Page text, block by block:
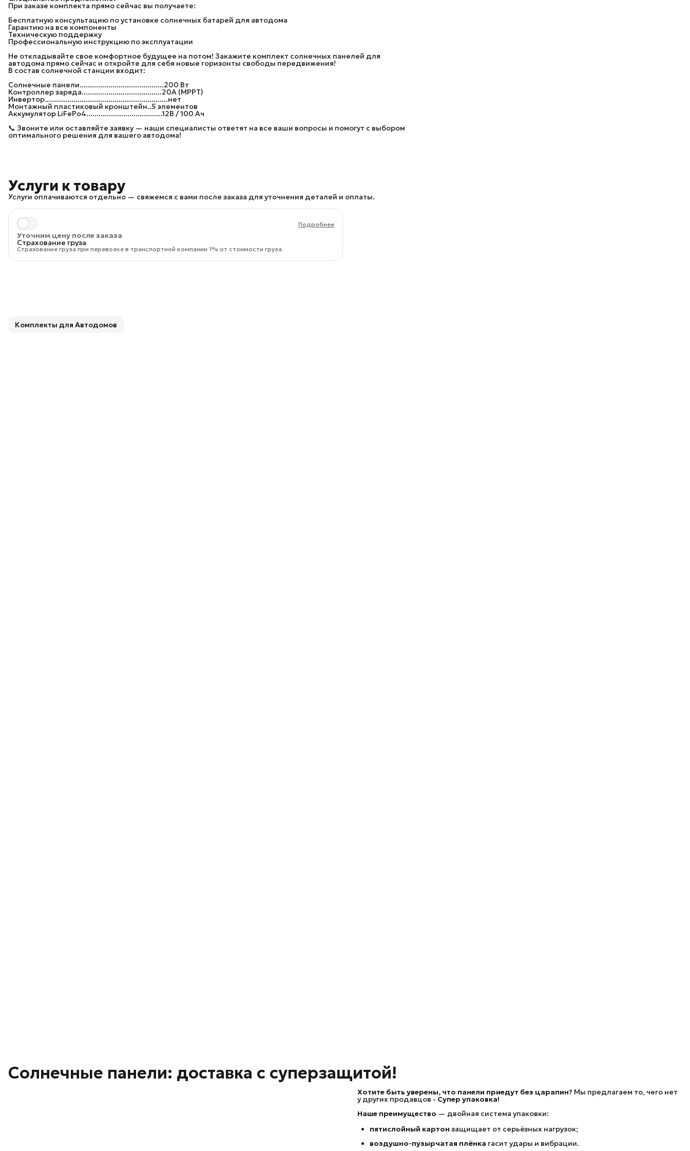
При заказе комплекта прямо сейчас вы получаете:
Бесплатную консультацию по установке солнечных батарей для автодома
Гарантию на все компоненты
Техническую поддержку
Профессиональную инструкцию по эксплуатации
Не откладывайте свое комфортное будущее на потом! Закажите комплект солнечных панелей для
автодома прямо сейчас и откройте для себя новые горизонты свободы передвижения!
В состав солнечной станции входит:
Солнечные панели.........................................200 Вт
Контроллер заряда.......................................20А (MPPT)
Инвертор............................................................нет
Монтажный пластиковый кронштейн..5 элементов
Аккумулятор LiFePo4.....................................12В / 100 Ач
📞 Звоните или оставляйте заявку — наши специалисты ответят на все ваши вопросы и помогут с выбором
оптимального решения для вашего автодома!
Услуги к товару
Услуги оплачиваются отдельно — свяжемся с вами после заказа для уточнения деталей и оплаты.
Подробнее
Уточним цену после заказа
Страхование груза
Страхование груза при перевозке в транспортной компании 1% от стоимости груза.
Комплекты для Автодомов
Солнечные панели: доставка с суперзащитой!
Хотите быть уверены, что панели приедут без царапин? Мы предлагаем то, чего нет
у других продавцов - Супер упаковка!
Наше преимущество — двойная система упаковки:
пятислойный картон защищает от серьёзных нагрузок;
воздушно‑пузырчатая плёнка гасит удары и вибрации.